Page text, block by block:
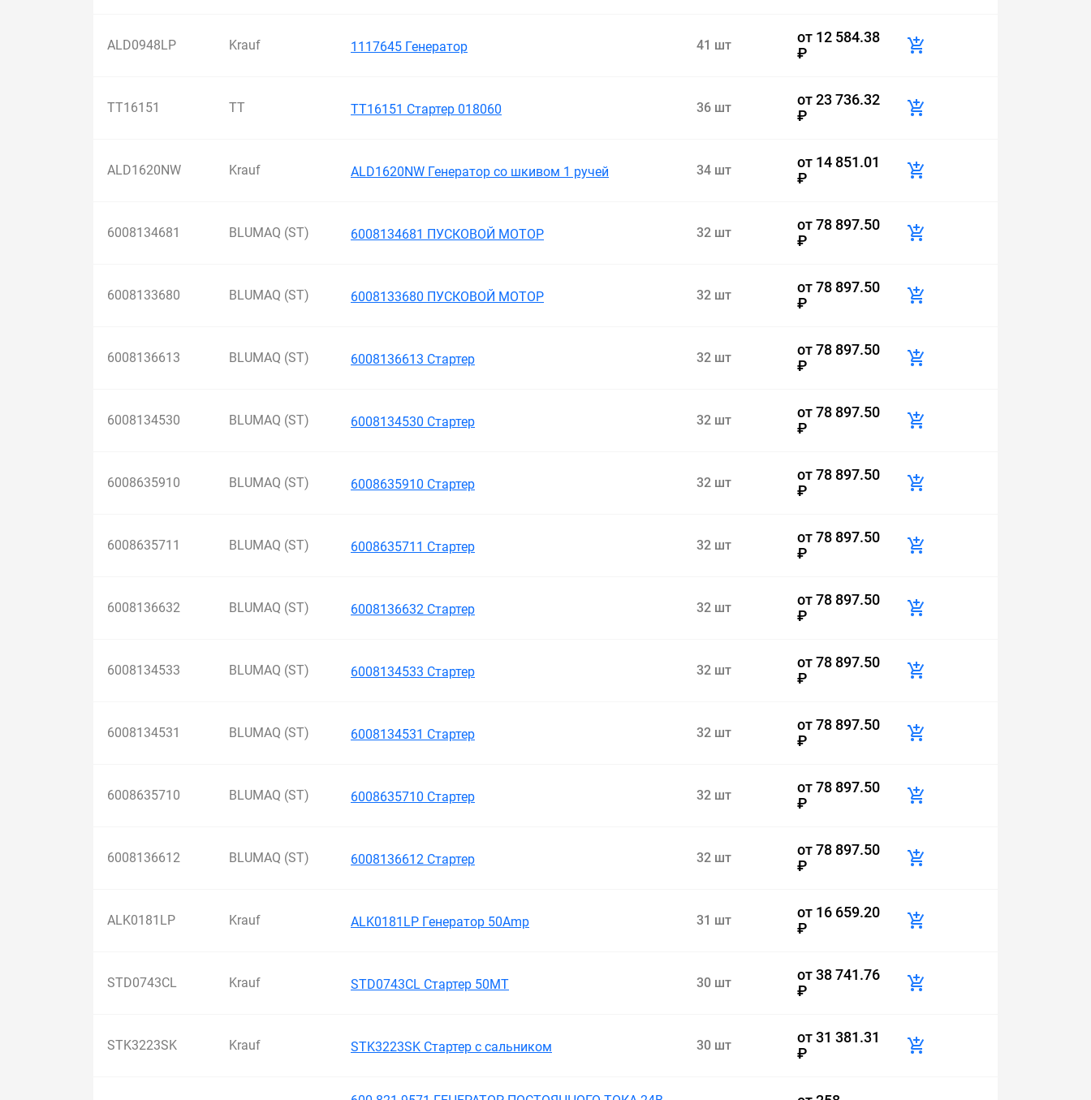
ALD0948LP Krauf 1117645 Генератор 41 шт от 12 584.38
₽
TT16151 TT TT16151 Стартер 018060 36 шт от23 736.32
₽
ALD1620NW Krauf ALD1620NW Генератор cо шкивом 1 ручей 34 шт от 14 851.01
₽
6008134681 BLUMAQ (ST) 6008134681 ПУСКОВОЙ МОТОР 32 шт от78 897.50
₽
6008133680 BLUMAQ (ST) 6008133680 ПУСКОВОЙ МОТОР 32 шт от78 897.50
₽
6008136613 BLUMAQ (ST) 6008136613 Стартер 32 шт от78 897.50
₽
6008134530 BLUMAQ (ST) 6008134530 Стартер 32 шт от78 897.50
₽
6008635910 BLUMAQ (ST) 6008635910 Стартер 32 шт от78 897.50
₽
6008635711 BLUMAQ (ST) 6008635711 Стартер 32 шт от78 897.50
₽
6008136632 BLUMAQ (ST) 6008136632 Стартер 32 шт от78 897.50
₽
6008134533 BLUMAQ (ST) 6008134533 Стартер 32 шт от78 897.50
₽
6008134531 BLUMAQ (ST) 6008134531 Стартер 32 шт от78 897.50
₽
6008635710 BLUMAQ (ST) 6008635710 Стартер 32 шт от78 897.50
₽
6008136612 BLUMAQ (ST) 6008136612 Стартер 32 шт от78 897.50
₽
ALK0181LP Krauf ALK0181LP Генератор 50Amp 31 шт от 16 659.20
₽
STD0743CL Krauf STD0743CL Стартер 50MT 30 шт от38 741.76
₽
STK3223SK Krauf STK3223SK Стартер с сальником 30 шт от31 381.31
₽